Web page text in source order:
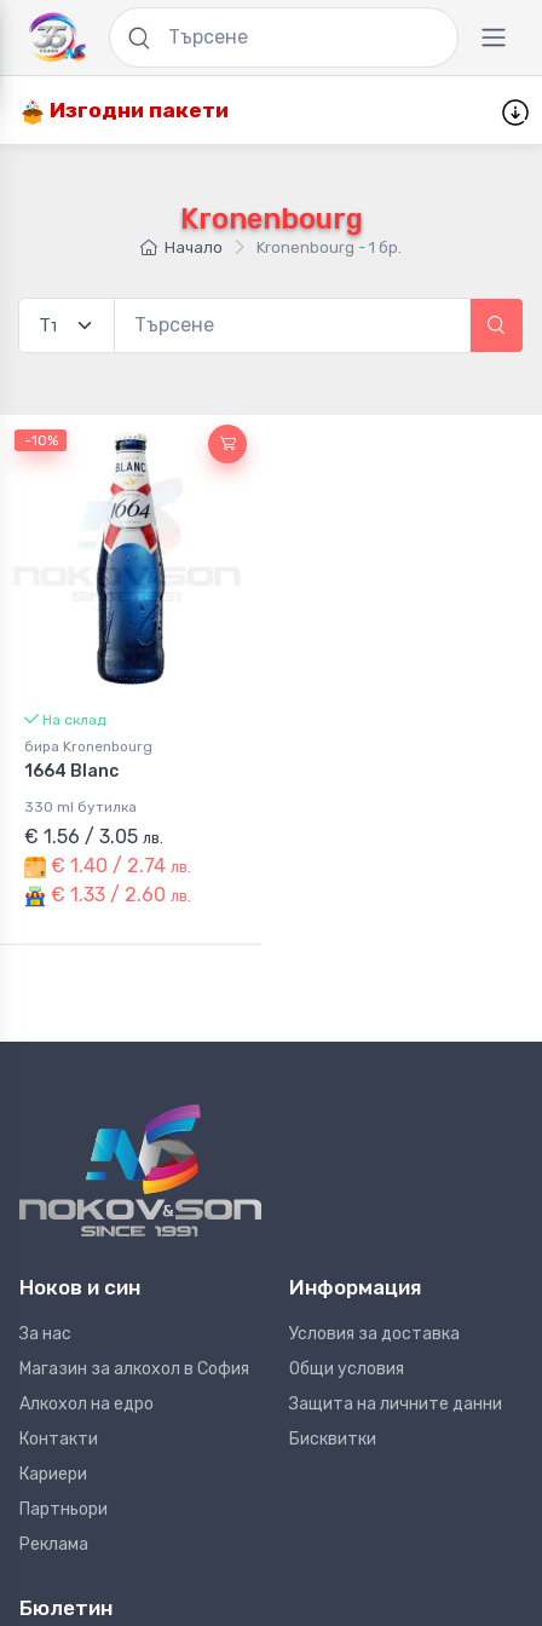
Изгодни пакети
Kronenbourg
Начало Kronenbourg - 1 бр.
-10%
На склад
бира Kronenbourg
1664 Blanc
330 ml бутилка
€ 1.56 / 3.05 лв.
€ 1.40 / 2.74 лв.
€ 1.33 / 2.60 лв.
Ноков и син
За нас
Магазин за алкохол в София
Алкохол на едро
Контакти
Кариери
Партньори
Реклама
Информация
Условия за доставка
Общи условия
Защита на личните данни
Бисквитки
Бюлетин